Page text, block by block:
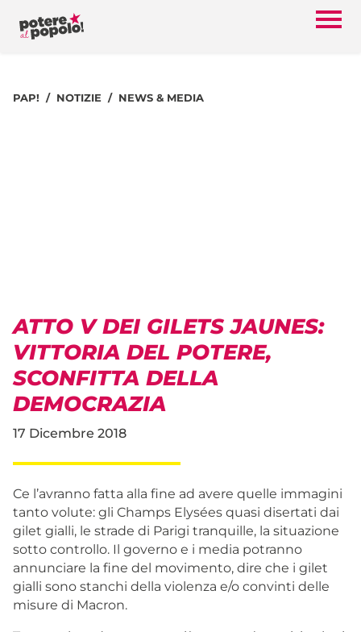
PAP! NOTIZIE NEWS & MEDIA
ATTO V DEI GILETS JAUNES:
VITTORIA DEL POTERE,
SCONFITTA DELLA
DEMOCRAZIA
17 Dicembre 2018
Ce l’avranno fatta alla fine ad avere quelle immagini
tanto volute: gli Champs Elysées quasi disertati dai
gilet gialli, le strade di Parigi tranquille, la situazione
sotto controllo. Il governo e i media potranno
annunciare la fine del movimento, dire che i gilet
gialli sono stanchi della violenza e/o convinti delle
misure di Macron.